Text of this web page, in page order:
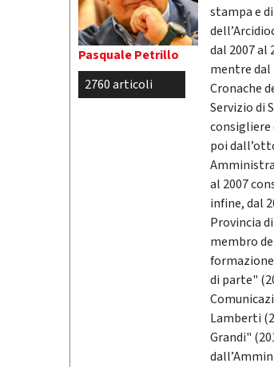
Pasquale Petrillo
2760 articoli
stampa e
dal 2007
mentre
Cronache
Servizio di
consigliere
poi
al 2007
infine, dal
Provincia
membro
di parte"
Lamberti
Grandi"